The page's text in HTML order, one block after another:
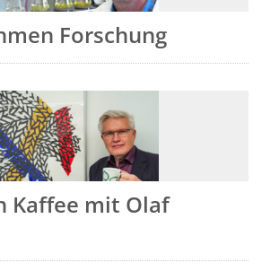
Forschung
Kaffee mit Olaf